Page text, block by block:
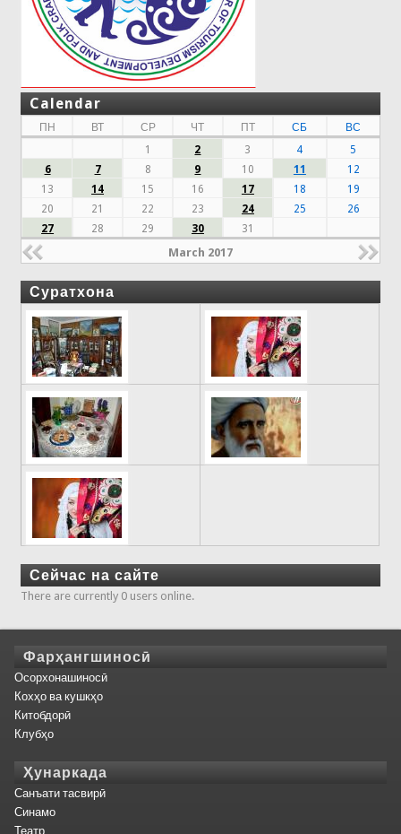
Calendar
ПН ВТ СР ЧТ ПТ СБ
ВС
1
2 3 4
5
6
7 8 9 10 11
12
13
14 15 16 17 18
19
20
21 22 23 24 25
26
27
28 29 30 31
March 2017
Суратхона
Сейчас на сайте
There are currently 0 users online.
Фарҳангшиносӣ
Осорхонашиносӣ
Кохҳо ва кушкҳо
Китобдорӣ
Клубҳо
Ҳунаркада
Санъати тасвирӣ
Синамо
Театр